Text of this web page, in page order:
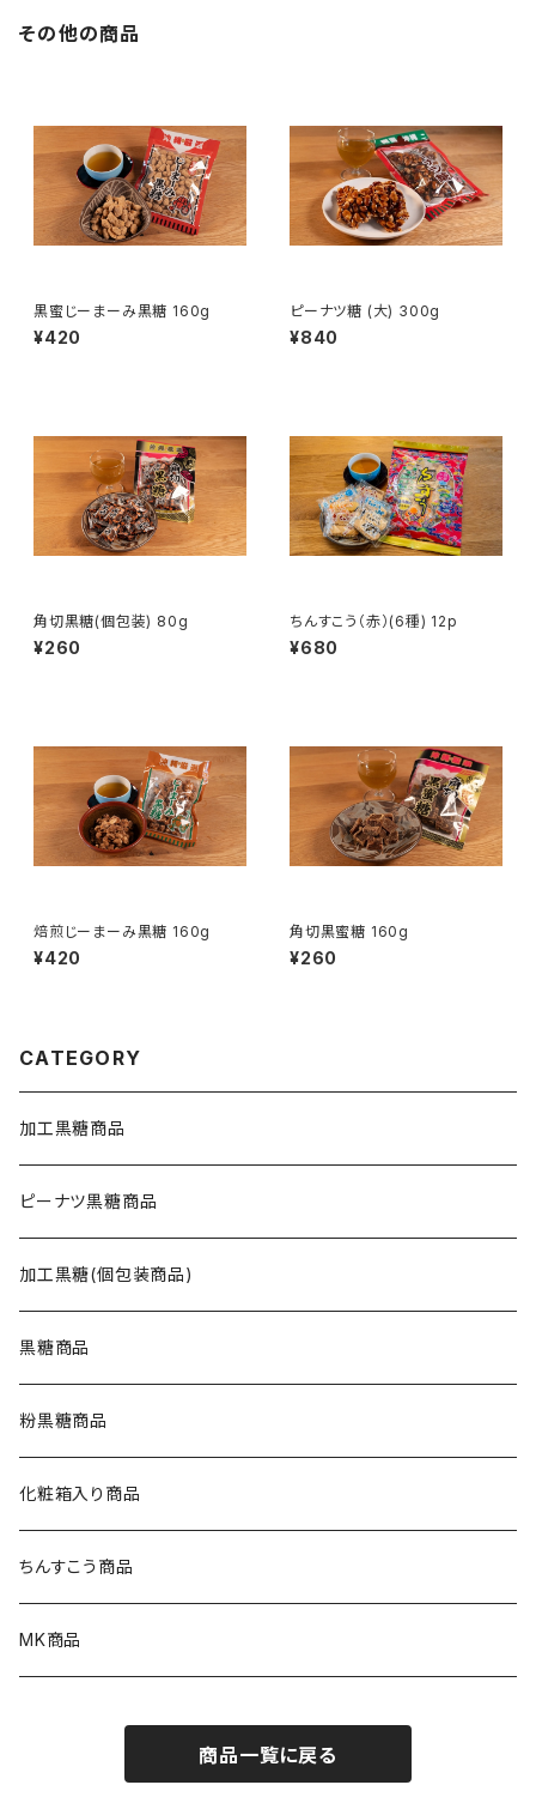
その他の商品
黒蜜じーまーみ黒糖 160g
¥420
ピーナツ糖 (大) 300g
¥840
角切黒糖(個包装) 80g
¥260
ちんすこう（赤）(6種) 12p
¥680
焙煎じーまーみ黒糖 160g
¥420
角切黒蜜糖 160g
¥260
CATEGORY
加工黒糖商品
ピーナツ黒糖商品
加工黒糖(個包装商品)
黒糖商品
粉黒糖商品
化粧箱入り商品
ちんすこう商品
MK商品
商品一覧に戻る